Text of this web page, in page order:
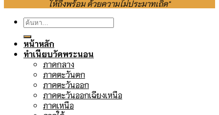
ให้ถึงพร้อม ด้วยความไม่ประมาทเถิด"
ค้นหา:
หน้าหลัก
ทำเนียบวัดพระนอน
ภาคกลาง
ภาคตะวันตก
ภาคตะวันออก
ภาคตะวันออกเฉียงเหนือ
ภาคเหนือ